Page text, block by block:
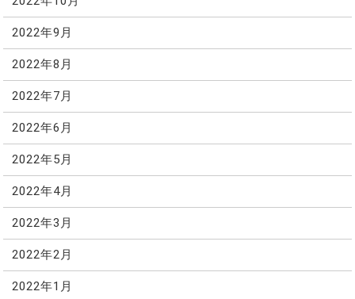
2022年9月
2022年8月
2022年7月
2022年6月
2022年5月
2022年4月
2022年3月
2022年2月
2022年1月